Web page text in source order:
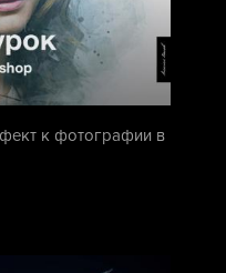
к фотографии в